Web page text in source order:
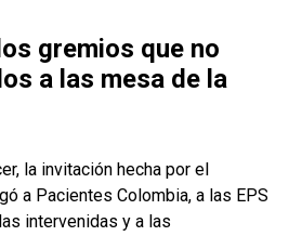
gremios que no
a las mesa de la
la invitación hecha por el
a Pacientes Colombia, a las EPS
intervenidas y a las